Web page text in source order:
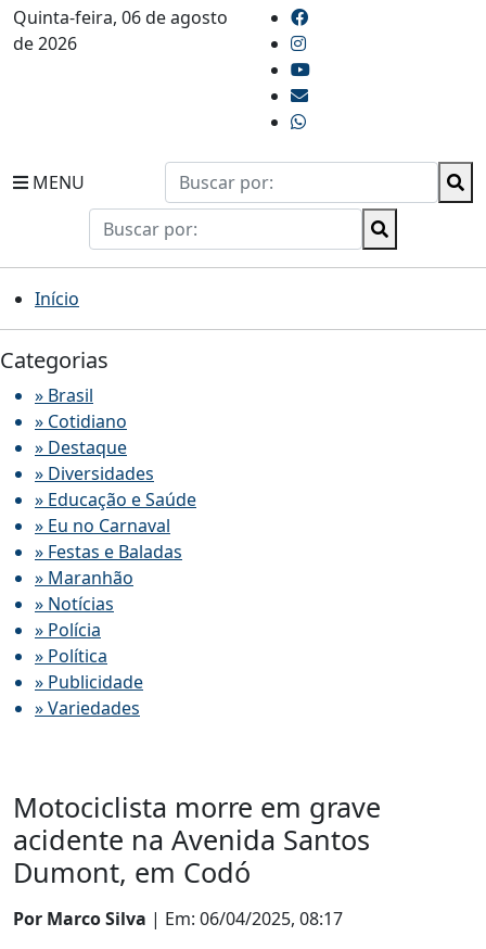
Quinta-feira, 06 de agosto
de 2026
MENU
Início
Categorias
» Brasil
» Cotidiano
» Destaque
» Diversidades
» Educação e Saúde
» Eu no Carnaval
» Festas e Baladas
» Maranhão
» Notícias
» Polícia
» Política
» Publicidade
» Variedades
Motociclista morre em grave
acidente na Avenida Santos
Dumont, em Codó
Por Marco Silva | Em: 06/04/2025, 08:17